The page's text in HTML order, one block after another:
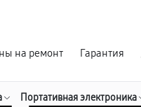
на ремонт Гарантия
Портативная электроника